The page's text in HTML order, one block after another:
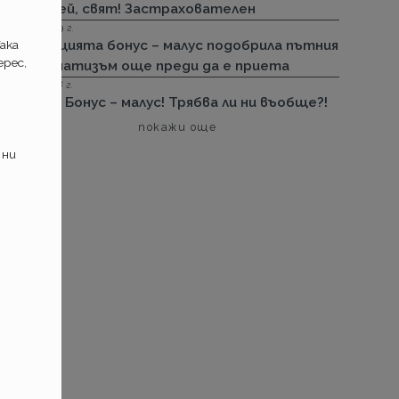
Здравей, свят! Застрахователен
04.01.2019 г.
Иновацията бонус – малус подобрила пътния
травматизъм още преди да е приета
08.11.2018 г.
Малус! Бонус – малус! Трябва ли ни въобще?!
покажи още